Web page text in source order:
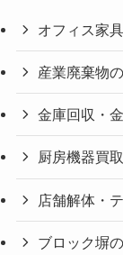
オフィス家
産業廃棄物
金庫回収・
厨房機器買
店舗解体・
ブロック塀